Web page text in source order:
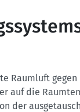
Raumluft
auf die
der